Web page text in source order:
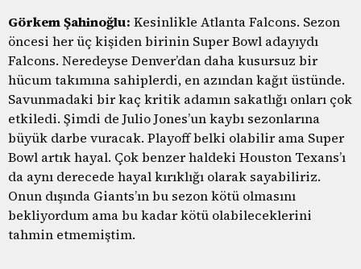
Görkem Şahinoğlu: Kesinlikle Atlanta Falcons. Sezon
öncesi her üç kişiden birinin Super Bowl adayıydı
Falcons. Neredeyse Denver’dan daha kusursuz bir
hücum takımına sahiplerdi, en azından kağıt üstünde.
Savunmadaki bir kaç kritik adamın sakatlığı onları çok
etkiledi. Şimdi de Julio Jones’un kaybı sezonlarına
büyük darbe vuracak. Playoff belki olabilir ama Super
Bowl artık hayal. Çok benzer haldeki Houston Texans’ı
da aynı derecede hayal kırıklığı olarak sayabiliriz.
Onun dışında Giants’ın bu sezon kötü olmasını
bekliyordum ama bu kadar kötü olabileceklerini
tahmin etmemiştim.